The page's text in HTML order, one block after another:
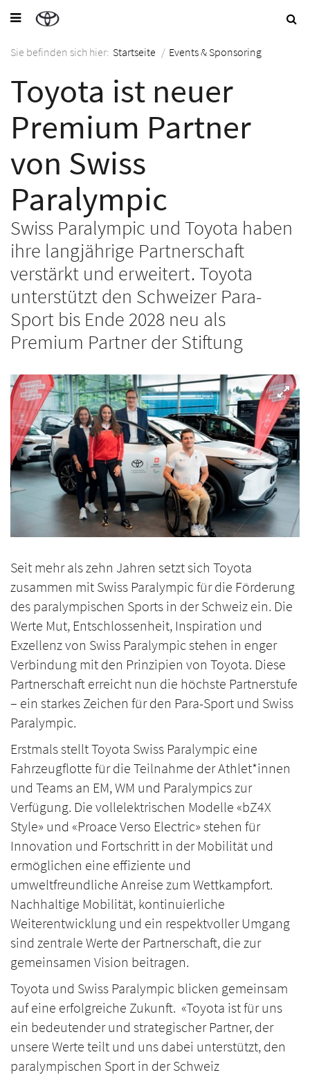
Sie befinden sich hier: Startseite / Events & Sponsoring
Toyota ist neuer
Premium Partner
von Swiss
Paralympic
Swiss Paralympic und Toyota haben
ihre langjährige Partnerschaft
verstärkt und erweitert. Toyota
unterstützt den Schweizer Para-
Sport bis Ende 2028 neu als
Premium Partner der Stiftung
Seit mehr als zehn Jahren setzt sich Toyota
zusammen mit Swiss Paralympic für die Förderung
des paralympischen Sports in der Schweiz ein. Die
Werte Mut, Entschlossenheit, Inspiration und
Exzellenz von Swiss Paralympic stehen in enger
Verbindung mit den Prinzipien von Toyota. Diese
Partnerschaft erreicht nun die höchste Partnerstufe
– ein starkes Zeichen für den Para-Sport und Swiss
Paralympic.
Erstmals stellt Toyota Swiss Paralympic eine
Fahrzeugflotte für die Teilnahme der Athlet*innen
und Teams an EM, WM und Paralympics zur
Verfügung. Die vollelektrischen Modelle «bZ4X
Style» und «Proace Verso Electric» stehen für
Innovation und Fortschritt in der Mobilität und
ermöglichen eine effiziente und
umweltfreundliche Anreise zum Wettkampfort.
Nachhaltige Mobilität, kontinuierliche
Weiterentwicklung und ein respektvoller Umgang
sind zentrale Werte der Partnerschaft, die zur
gemeinsamen Vision beitragen.
Toyota und Swiss Paralympic blicken gemeinsam
auf eine erfolgreiche Zukunft. «Toyota ist für uns
ein bedeutender und strategischer Partner, der
unsere Werte teilt und uns dabei unterstützt, den
paralympischen Sport in der Schweiz